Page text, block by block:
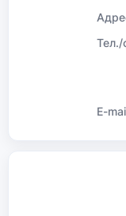
Тел./
E-